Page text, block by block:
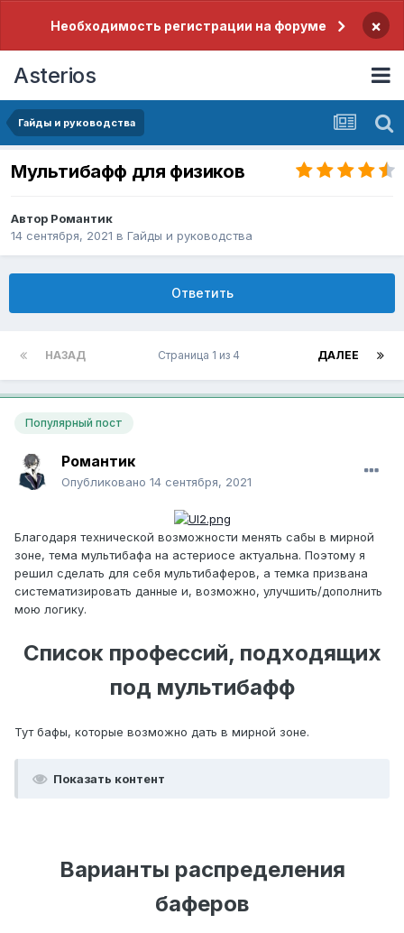
Необходимость регистрации на форуме ×
Asterios
Гайды и руководства
Мультибафф для физиков
Автор Романтик
14 сентября, 2021 в Гайды и руководства
Ответить
НАЗАД ДАЛЕЕ
Страница 1 из 4
Популярный пост
Романтик
Опубликовано 14 сентября, 2021
Благодаря технической возможности менять сабы в мирной
зоне, тема мультибафа на астериосе актуальна. Поэтому я
решил сделать для себя мультибаферов, а темка призвана
систематизировать данные и, возможно, улучшить/дополнить
мою логику.
Список профессий, подходящих
под мультибафф
Тут бафы, которые возможно дать в мирной зоне.
Показать контент
Варианты распределения
баферов